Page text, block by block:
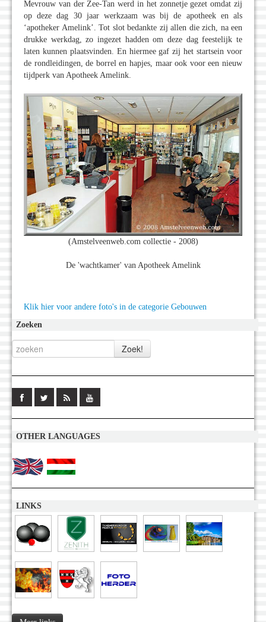
Mevrouw van der Zee-Tan werd in het zonnetje gezet omdat zij
op deze dag 30 jaar werkzaam was bij de apotheek en als
‘apotheker Amelink’. Tot slot bedankte zij allen die zich, na een
drukke werkdag, zo ingezet hadden om deze dag feestelijk te
laten kunnen plaatsvinden. En hiermee gaf zij het startsein voor
de rondleidingen, de borrel en hapjes, maar ook voor een nieuw
tijdperk van Apotheek Amelink.
(Amstelveenweb.com collectie - 2008)
De 'wachtkamer' van Apotheek Amelink
Klik hier voor andere foto's in de categorie Gebouwen
Zoeken
OTHER LANGUAGES
LINKS